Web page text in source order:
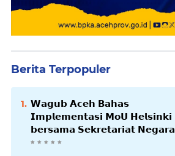
Berita Terpopuler
𝗪𝗮𝗴𝘂𝗯 𝗔𝗰𝗲𝗵 𝗕𝗮𝗵𝗮𝘀
𝗜𝗺𝗽𝗹𝗲𝗺𝗲𝗻𝘁𝗮𝘀𝗶 𝗠𝗼𝗨 𝗛𝗲𝗹𝘀𝗶𝗻𝗸𝗶
𝗯𝗲𝗿𝘀𝗮𝗺𝗮 𝗦𝗲𝗸𝗿𝗲𝘁𝗮𝗿𝗶𝗮𝘁 𝗡𝗲𝗴𝗮𝗿𝗮